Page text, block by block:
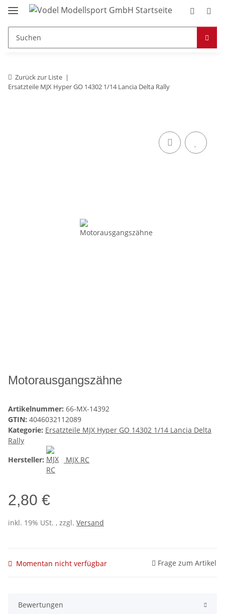
Zurück zur Liste
Ersatzteile MJX Hyper GO 14302 1/14 Lancia Delta Rally
Motorausgangszähne
Artikelnummer: 66-MX-14392
GTIN: 4046032112089
Kategorie: Ersatzteile MJX Hyper GO 14302 1/14 Lancia Delta
Rally
Hersteller:
MJX RC
2,80 €
inkl. 19% USt. , zzgl. Versand
Momentan nicht verfügbar Frage zum Artikel
Bewertungen